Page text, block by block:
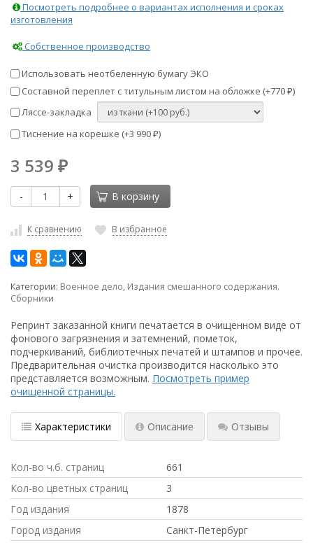
Посмотреть подробнее о вариантах исполнения и сроках
изготовления
Собственное производство
Использовать неотбеленную бумагу ЭКО
Составной переплет с титульным листом на обложке (+770 ₽)
Ляссе-закладка
Тиснение на корешке (+3 990 ₽)
3 539 ₽
- + В корзину
К сравнению В избранное
Категории: Военное дело, Издания смешанного содержания.
Сборники
Репринт заказанной книги печатается в очищенном виде от
фонового загрязнения и затемнений, пометок,
подчеркиваний, библиотечных печатей и штампов и прочее.
Предварительная очистка производится насколько это
представляется возможным. Посмотреть пример
очищенной страницы.
Характеристики Описание Отзывы
Кол-во ч.б. страниц
661
Кол-во цветных страниц
3
Год издания
1878
Город издания
Санкт-Петербург